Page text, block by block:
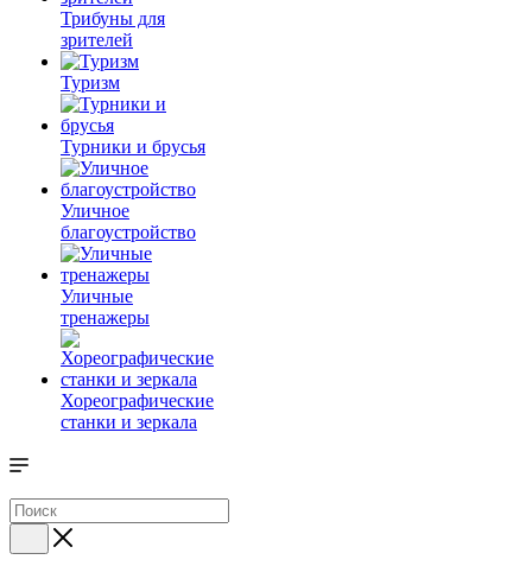
Трибуны для
зрителей
Туризм
Турники и брусья
Уличное
благоустройство
Уличные
тренажеры
Хореографические
станки и зеркала